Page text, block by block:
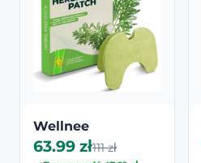
Wellnee
63.99 zł111 zł